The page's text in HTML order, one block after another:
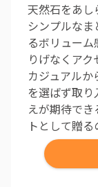
天然石をあし
シンプルな
るボリュー
りげなくアク
カジュアル
を選ばず取
えが期待で
トとして贈る